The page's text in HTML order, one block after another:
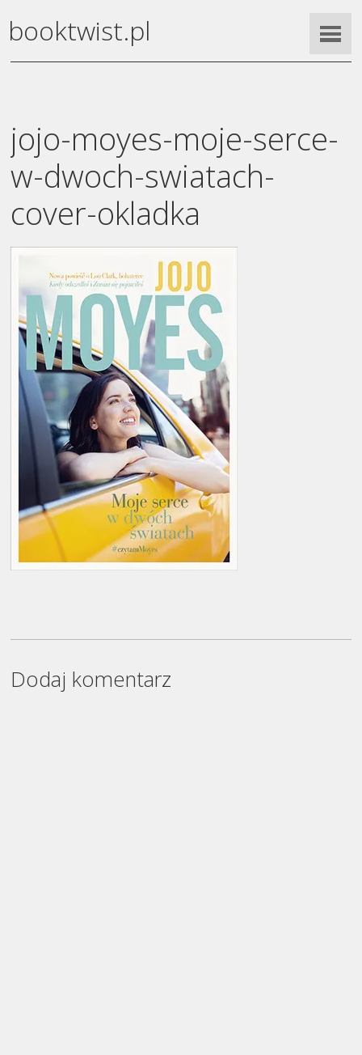
booktwist.pl
jojo-moyes-moje-serce-
w-dwoch-swiatach-
cover-okladka
Dodaj komentarz